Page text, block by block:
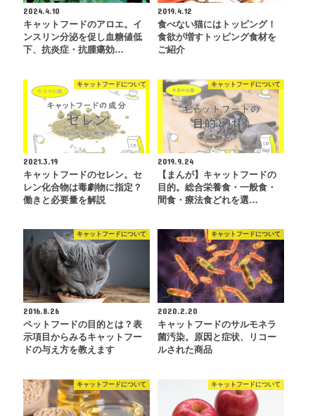
2024.4.10
キャットフードのアロエ。イ
ンスリン分泌を促し血糖値低
下、抗炎症・抗腫瘍効…
2019.4.12
食べない猫にはトッピング！
食欲が増すトッピング食材を
ご紹介
キャットフードについて
2021.3.19
キャットフードのセレン。セ
レン化合物は毒劇物に指定？
働きと必要量を解説
キャットフードについて
2019.9.24
【まんが】キャットフードの
目的。総合栄養食・一般食・
間食・療法食どれを選…
キャットフードについて
2016.8.26
ペットフードの目的とは？表
示項目からみるキャットフー
ドの与え方を教えます
キャットフードについて
2020.2.20
キャットフードのサルモネラ
菌汚染。原因と症状、リコー
ルされた商品
キャットフードについて キャットフードについて